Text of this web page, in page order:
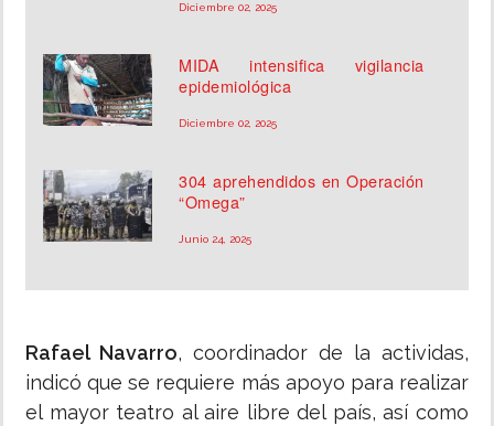
Diciembre 02, 2025
MIDA intensifica vigilancia
epidemiológica
Diciembre 02, 2025
304 aprehendidos en Operación
“Omega”
Junio 24, 2025
Rafael Navarro, coordinador de la actividas,
indicó que se requiere más apoyo para realizar
el mayor teatro al aire libre del país, así como